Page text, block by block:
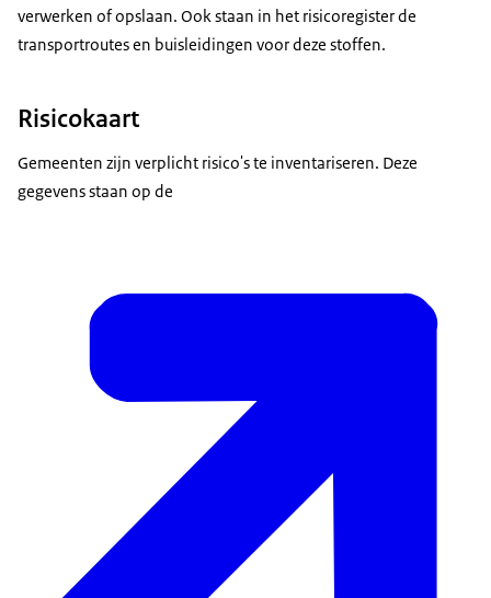
verwerken of opslaan. Ook staan in het risicoregister de
transportroutes en buisleidingen voor deze stoffen.
Risicokaart
Gemeenten zijn verplicht risico's te inventariseren. Deze
gegevens staan op de